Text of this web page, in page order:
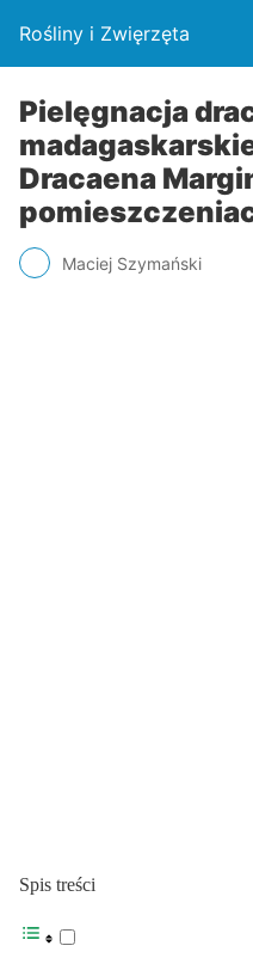
Rośliny i Zwięrzęta
Pielęgnacja
Dracaena
Maciej Szymański
Spis treści